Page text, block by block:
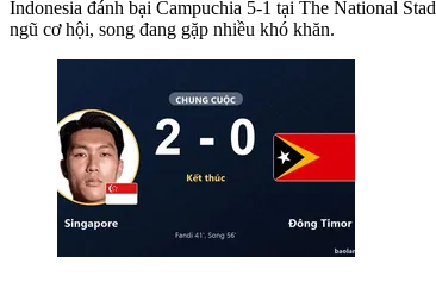
Indonesia đánh bại Campuchia 5-1 tại The National
ngũ cơ hội, song đang gặp nhiều khó khăn.